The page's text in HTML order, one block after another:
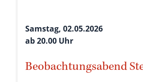
Samstag, 02.05.2026
ab 20.00 Uhr
Beobachtungsabend